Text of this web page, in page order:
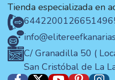
Tienda especializada en
644220012
C/ Granadilla 50 (
San Cristóbal de La